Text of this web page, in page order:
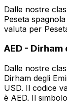
Dalle nostre
Peseta
valuta per
AED - Dirham
Dalle nostre
Dirham degli
USD. Il codice